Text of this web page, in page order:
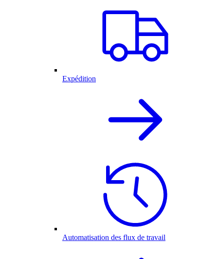
Expédition
Automatisation des flux de travail